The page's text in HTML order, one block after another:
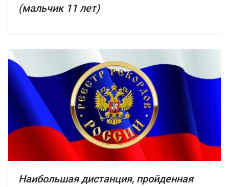
(мальчик 11 лет)
Наибольшая дистанция, пройденная